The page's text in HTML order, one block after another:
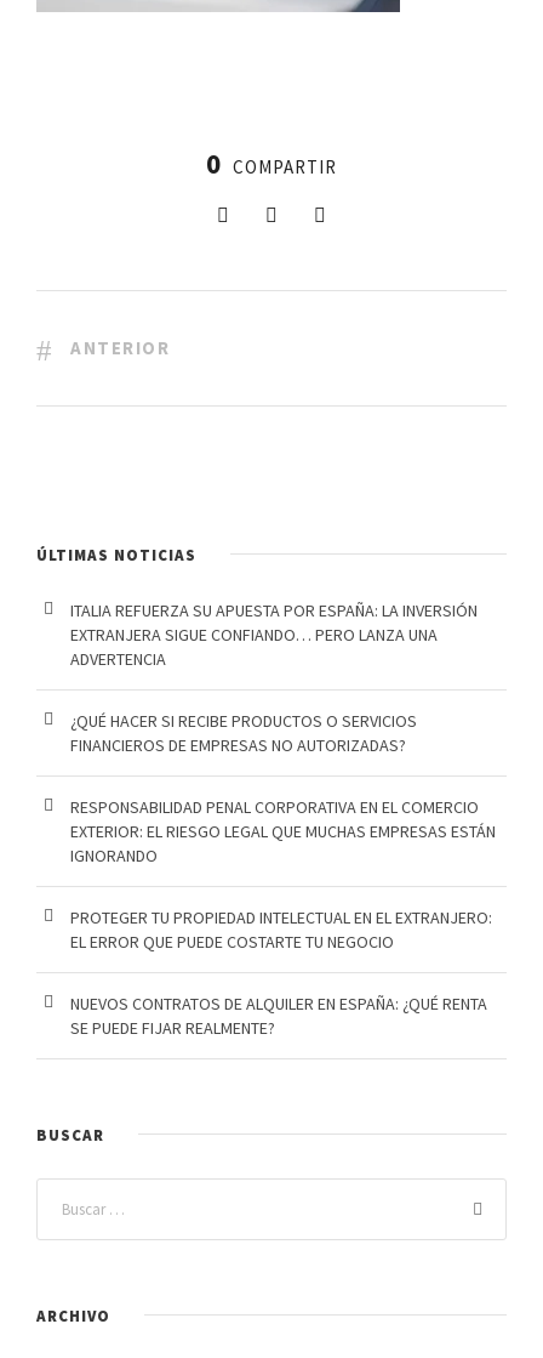
0 COMPARTIR
ANTERIOR
ÚLTIMAS NOTICIAS
ITALIA REFUERZA SU APUESTA POR ESPAÑA: LA INVERSIÓN
EXTRANJERA SIGUE CONFIANDO… PERO LANZA UNA
ADVERTENCIA
¿QUÉ HACER SI RECIBE PRODUCTOS O SERVICIOS
FINANCIEROS DE EMPRESAS NO AUTORIZADAS?
RESPONSABILIDAD PENAL CORPORATIVA EN EL COMERCIO
EXTERIOR: EL RIESGO LEGAL QUE MUCHAS EMPRESAS ESTÁN
IGNORANDO
PROTEGER TU PROPIEDAD INTELECTUAL EN EL EXTRANJERO:
EL ERROR QUE PUEDE COSTARTE TU NEGOCIO
NUEVOS CONTRATOS DE ALQUILER EN ESPAÑA: ¿QUÉ RENTA
SE PUEDE FIJAR REALMENTE?
BUSCAR
ARCHIVO